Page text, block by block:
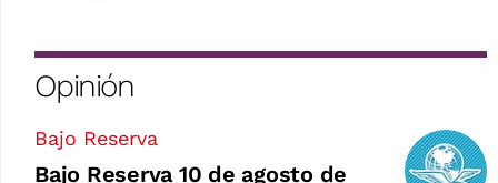
Opinión
Bajo Reserva
Bajo Reserva 10 de agosto de